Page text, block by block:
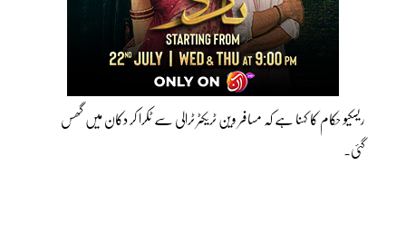
ریسکیو حکام کا کہنا ہے کہ مسافر وین ٹریکٹر ٹرالی سے ٹکرا کر دکان میں گھس
گئی۔